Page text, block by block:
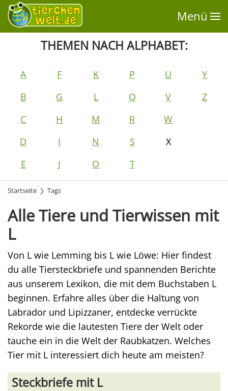
Menü
THEMEN NACH ALPHABET:
A
B
C
D
E
F
G
H
I
J
K
L
M
N
O
P
Q
R
S
T
U
V
W
X
Y
Z
Startseite Tags
Alle Tiere und Tierwissen mit
L
Von L wie Lemming bis L wie Löwe: Hier findest
du alle Tiersteckbriefe und spannenden Berichte
aus unserem Lexikon, die mit dem Buchstaben L
beginnen. Erfahre alles über die Haltung von
Labrador und Lipizzaner, entdecke verrückte
Rekorde wie die lautesten Tiere der Welt oder
tauche ein in die Welt der Raubkatzen. Welches
Tier mit L interessiert dich heute am meisten?
Steckbriefe mit L